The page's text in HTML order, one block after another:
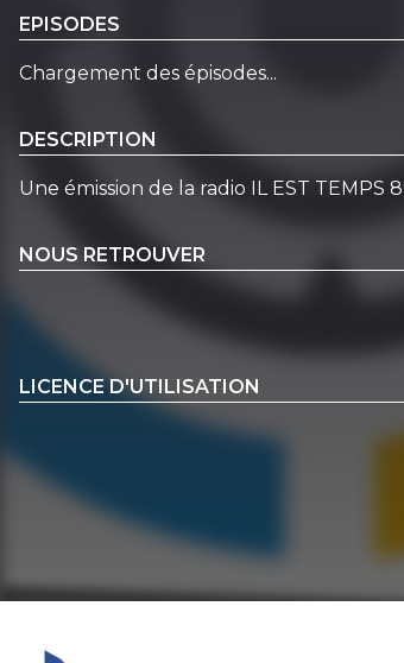
EPISODES
Chargement des épisodes...
DESCRIPTION
Une émission de la radio IL EST
NOUS RETROUVER
LICENCE D'UTILISATION